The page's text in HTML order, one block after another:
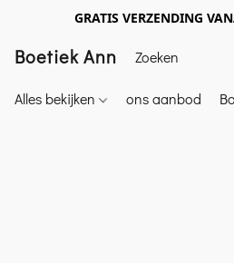
GRATIS VERZENDING
Boetiek Ann
Alles bekijken ons aanbod